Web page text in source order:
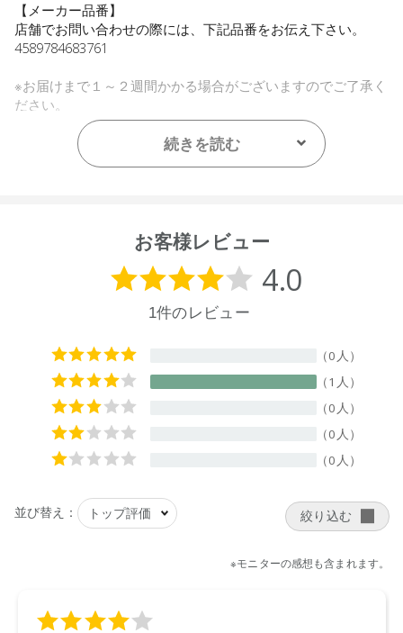
【メーカー品番】
店舗でお問い合わせの際には、下記品番をお伝え下さい。
4589784683761
※お届けまで１～２週間かかる場合がございますのでご了承く
ださい。
●パッケージはリニューアル等の理由により、写真と異なる場
合がございます。
続きを読む
お客様レビュー